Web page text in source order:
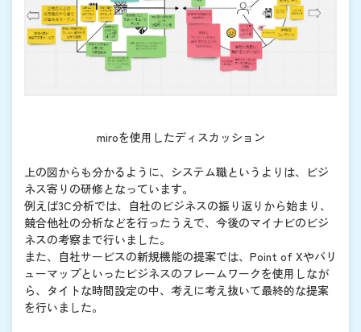
miroを使用したディスカッション
上の図からも分かるように、システム職というよりは、ビジ
ネス寄りの研修となっています。
例えば3C分析では、自社のビジネスの振り返りから始まり、
競合他社の分析などを行ったうえで、今後のマイナビのビジ
ネスの考察まで行いました。
また、自社サービスの新規機能の提案では、Point of Xやバリ
ューマップといったビジネスのフレームワークを使用しなが
ら、タイトな時間設定の中、考えに考え抜いて最終的な提案
を行いました。